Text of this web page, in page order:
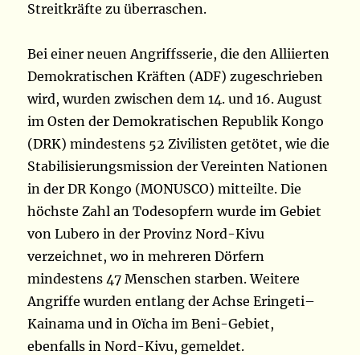
Streitkräfte zu überraschen.
Bei einer neuen Angriffsserie, die den Alliierten
Demokratischen Kräften (ADF) zugeschrieben
wird, wurden zwischen dem 14. und 16. August
im Osten der Demokratischen Republik Kongo
(DRK) mindestens 52 Zivilisten getötet, wie die
Stabilisierungsmission der Vereinten Nationen
in der DR Kongo (MONUSCO) mitteilte. Die
höchste Zahl an Todesopfern wurde im Gebiet
von Lubero in der Provinz Nord-Kivu
verzeichnet, wo in mehreren Dörfern
mindestens 47 Menschen starben. Weitere
Angriffe wurden entlang der Achse Eringeti–
Kainama und in Oïcha im Beni-Gebiet,
ebenfalls in Nord-Kivu, gemeldet.